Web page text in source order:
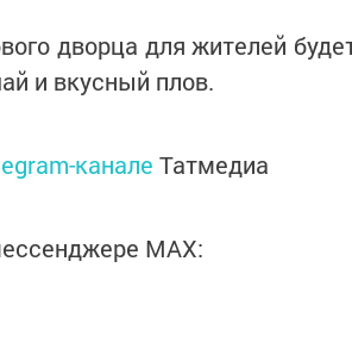
дворца для жителей
и вкусный плов.
канале Татмедиа
MАХ: